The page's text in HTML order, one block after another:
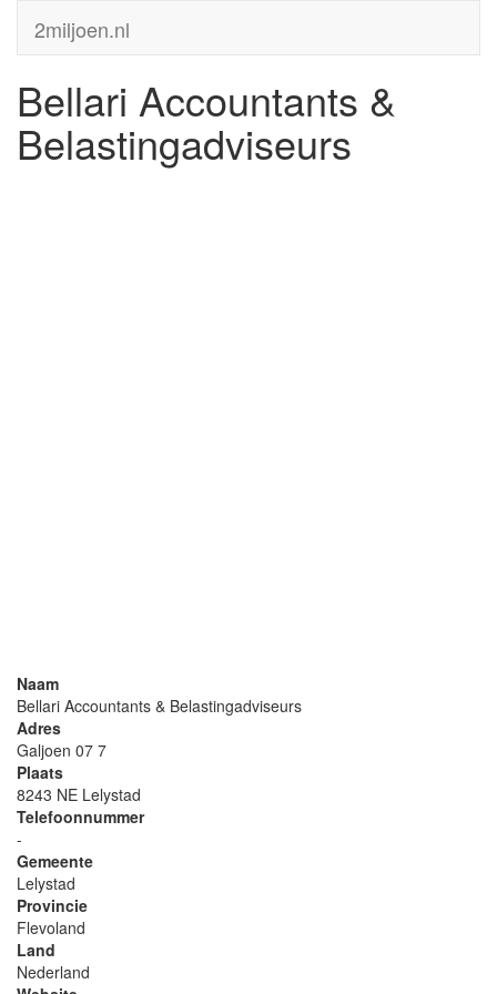
2miljoen.nl
Bellari Accountants &
Belastingadviseurs
Naam
Bellari Accountants & Belastingadviseurs
Adres
Galjoen 07 7
Plaats
8243 NE Lelystad
Telefoonnummer
-
Gemeente
Lelystad
Provincie
Flevoland
Land
Nederland